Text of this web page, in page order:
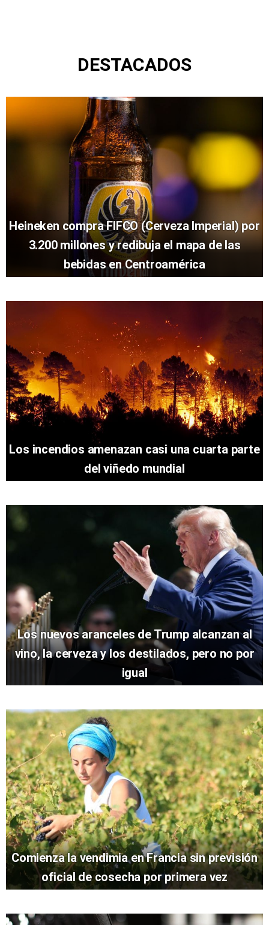
DESTACADOS
Heineken compra FIFCO (Cerveza Imperial) por
3.200 millones y redibuja el mapa de las
bebidas en Centroamérica
Los incendios amenazan casi una cuarta parte
del viñedo mundial
Los nuevos aranceles de Trump alcanzan al
vino, la cerveza y los destilados, pero no por
igual
Comienza la vendimia en Francia sin previsión
oficial de cosecha por primera vez